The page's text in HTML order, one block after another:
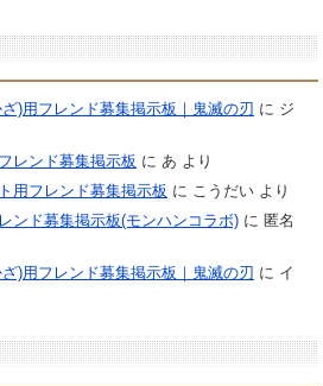
ざ)用フレンド募集掲示板｜鬼滅の刃 に ジ
レンド募集掲示板 に あ より
用フレンド募集掲示板 に こうだいより
ンド募集掲示板(モンハンコラボ)に 匿名
ざ)用フレンド募集掲示板｜鬼滅の刃 に イ